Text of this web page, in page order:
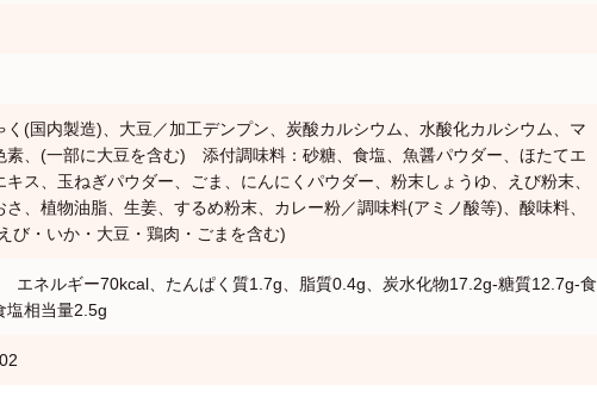
く(国内製造)、大豆／加工デンプン、炭酸カルシウム、水酸化カルシウム、マ
素、(一部に大豆を含む) 添付調味料：砂糖、食塩、魚醤パウダー、ほたてエ
キス、玉ねぎパウダー、ごま、にんにくパウダー、粉末しょうゆ、えび粉末、
さ、植物油脂、生姜、するめ粉末、カレー粉／調味料(アミノ酸等)、酸味料、
び・いか・大豆・鶏肉・ごまを含む)
エネルギー70kcal、たんぱく質1.7g、脂質0.4g、炭水化物17.2g-糖質12.7g-食
塩相当量2.5g